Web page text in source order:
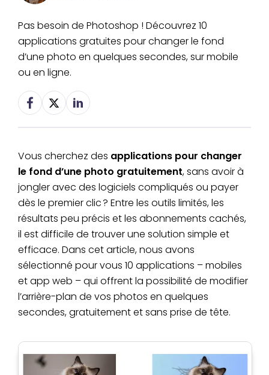
Pas besoin de Photoshop ! Découvrez 10
applications gratuites pour changer le fond
d’une photo en quelques secondes, sur mobile
ou en ligne.
Vous cherchez des applications pour changer
le fond d’une photo gratuitement, sans avoir à
jongler avec des logiciels compliqués ou payer
dès le premier clic ? Entre les outils limités, les
résultats peu précis et les abonnements cachés,
il est difficile de trouver une solution simple et
efficace. Dans cet article, nous avons
sélectionné pour vous 10 applications – mobiles
et app web – qui offrent la possibilité de modifier
l’arrière-plan de vos photos en quelques
secondes, gratuitement et sans prise de tête.